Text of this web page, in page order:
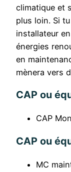
climatique et
plus loin. Si
installateur
énergies
en
mènera vers
CAP ou
CAP
CAP ou
MC